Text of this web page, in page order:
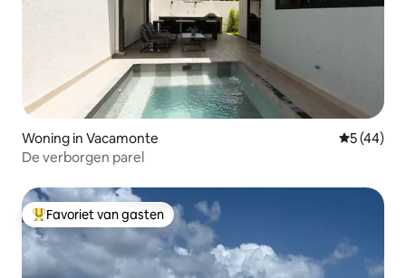
Woning in Vacamonte
5 (44)
De verborgen parel
Topfavoriet van gasten
Favoriet van gasten